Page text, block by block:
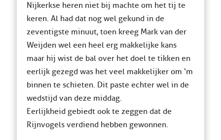
Nijkerkse heren niet bij machte om het tij te
keren. Al had dat nog wel gekund in de
zeventigste minuut, toen kreeg Mark van der
Weijden wel een heel erg makkelijke kans
maar hij wist de bal over het doel te tikken en
eerlijk gezegd was het veel makkelijker om ‘m
binnen te schieten. Dit paste echter wel in de
wedstijd van deze middag.
Eerlijkheid gebiedt ook te zeggen dat de
Rijnvogels verdiend hebben gewonnen.